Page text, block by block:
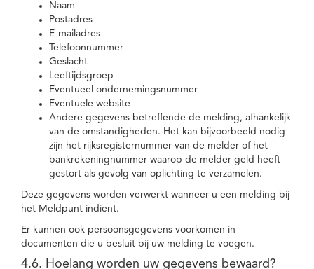
Naam
Postadres
E-mailadres
Telefoonnummer
Geslacht
Leeftijdsgroep
Eventueel ondernemingsnummer
Eventuele website
Andere gegevens betreffende de melding, afhankelijk
van de omstandigheden. Het kan bijvoorbeeld nodig
zijn het rijksregisternummer van de melder of het
bankrekeningnummer waarop de melder geld heeft
gestort als gevolg van oplichting te verzamelen.
Deze gegevens worden verwerkt wanneer u een melding bij
het Meldpunt indient.
Er kunnen ook persoonsgegevens voorkomen in
documenten die u besluit bij uw melding te voegen.
4.6. Hoelang worden uw gegevens bewaard?